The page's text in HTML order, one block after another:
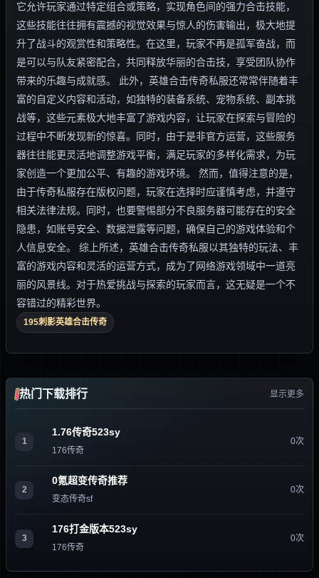
它允许玩家通过特定组合或策略，实现角色间的强力合击技能，
这些技能往往拥有震撼的视觉效果与惊人的伤害输出，极大地提
升了战斗的观赏性和策略性。在这里，玩家不再是孤军奋战，而
是可以与队友紧密配合，共同释放华丽的合击技，享受团队协作
带来的乐趣与成就感。 此外，英雄合击传奇私服还常常伴随着丰
富的自定义内容和活动，如独特的装备系统、宠物系统、副本挑
战等，这些元素极大地丰富了游戏内容，让玩家在探索与冒险的
过程中不断发现新的惊喜。同时，由于是非官方运营，这些服务
器往往能更灵活地调整游戏平衡，满足玩家的多样化需求，为玩
家创造一个更加公平、有趣的游戏环境。 然而，值得注意的是，
由于传奇私服存在版权问题，玩家在选择时应谨慎考虑，并遵守
相关法律法规。同时，也要警惕部分不良服务器可能存在的安全
隐患，如账号安全、数据泄露等问题，确保自己的游戏体验和个
人信息安全。 综上所述，英雄合击传奇私服以其独特的玩法、丰
富的游戏内容和灵活的运营方式，成为了网络游戏领域中一道亮
丽的风景线。对于热爱挑战与探索的玩家而言，这无疑是一个不
容错过的精彩世界。
195刺影英雄合击传奇
热门下载排行 显示更多
1
1.76传奇523sy
176传奇
0次
2
0氪超变传奇推荐
变态传奇sf
0次
3
176打金版本523sy
176传奇
0次